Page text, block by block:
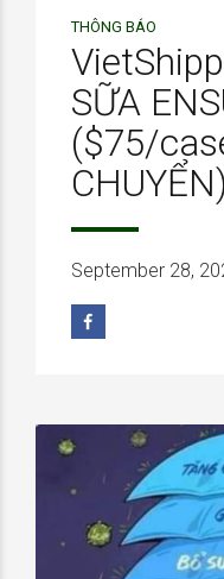
THÔNG BÁO
SỮA
($75/
CHUYỂN)
September 28,